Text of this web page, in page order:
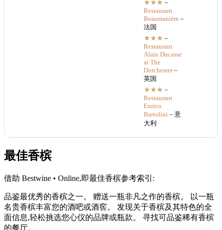
★★★ –
Restaurant
Beaumanière –
法国
★★★ –
Restaurant
Alain Ducasse
at The
Dorchester–
英国
★★★ –
Restaurant
Enrico
Bartolini – 意
大利
最佳香槟
借助 Bestwine • Online,即最佳香槟参考索引:
品鉴最优秀的香槟之一。 赠送一瓶非凡之作的香槟。 以一瓶
名贵香槟丰富您的酒吧或酒窖。 发现关于香槟及其特色的全
面信息,轻松挑选您心仪的品牌或瓶款。 寻找可品鉴稀有香槟
的餐厅。